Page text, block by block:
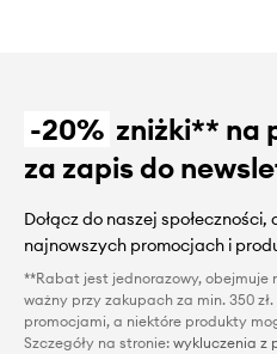
-20% zniżki** na
za zapis do
Dołącz do naszej
najnowszych promocjach i
**Rabat jest jednorazowy, obejmuje
ważny przy zakupach za min. 350
promocjami, a niektóre produkty
Szczegóły na stronie: wykluczenia z